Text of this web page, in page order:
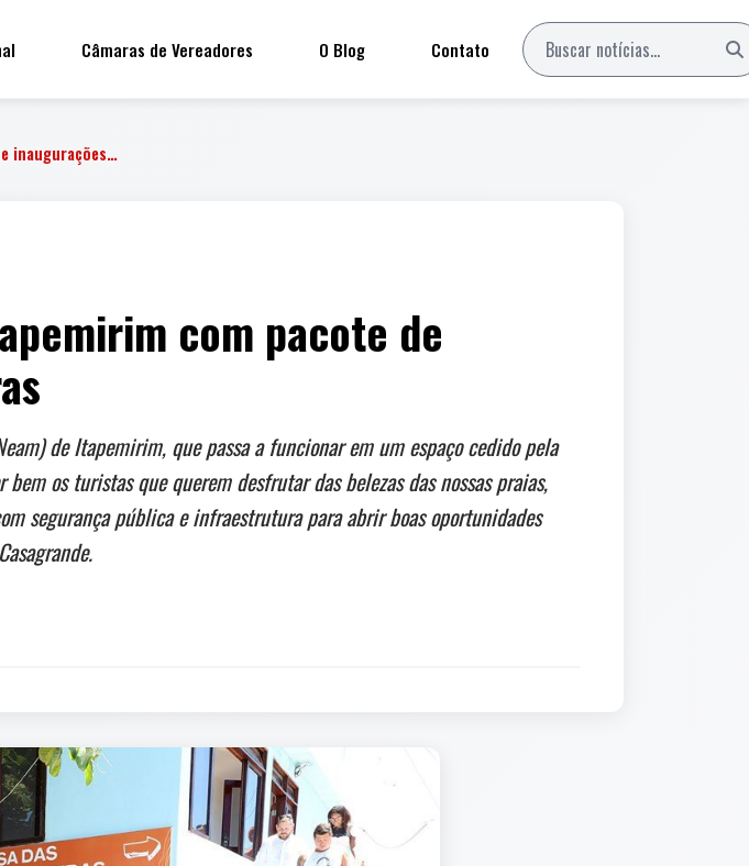
Câmaras de Vereadores O Blog Contato
inaugurações…
com pacote de
de Itapemirim, que passa a funcionar em um espaço cedido pela
os turistas que querem desfrutar das belezas das nossas praias,
segurança pública e infraestrutura para abrir boas oportunidades